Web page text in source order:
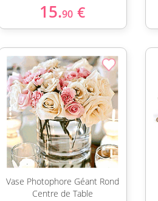
15.90 €
Vase Photophore Géant Rond
Centre de Table